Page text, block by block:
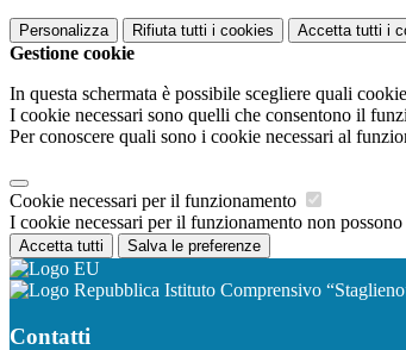
Personalizza Rifiuta tutti i cookies Accetta tutti i
Gestione cookie
In questa schermata è possibile scegliere quali
I cookie necessari sono quelli che consentono il
Per conoscere quali sono i cookie necessari al
Cookie necessari per il funzionamento
I cookie necessari per il funzionamento non
Accetta tutti Salva le preferenze
Istituto Comprensivo
Contatti